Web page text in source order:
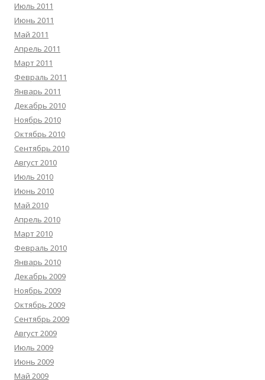
Июль 2011
Июнь 2011
Май 2011
Апрель 2011
Март 2011
Февраль 2011
Январь 2011
Декабрь 2010
Ноябрь 2010
Октябрь 2010
Сентябрь 2010
Август 2010
Июль 2010
Июнь 2010
Май 2010
Апрель 2010
Март 2010
Февраль 2010
Январь 2010
Декабрь 2009
Ноябрь 2009
Октябрь 2009
Сентябрь 2009
Август 2009
Июль 2009
Июнь 2009
Май 2009